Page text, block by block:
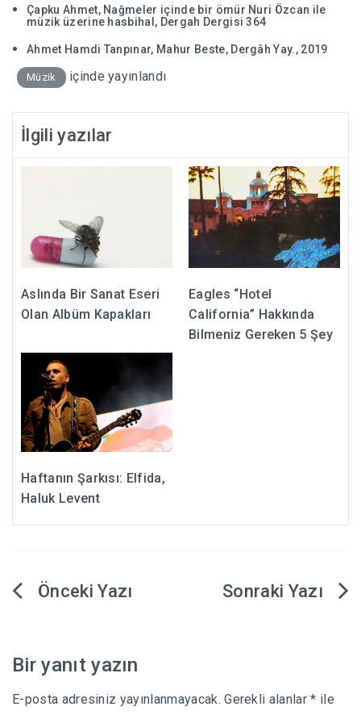
Çapku Ahmet, Nağmeler içinde bir ömür Nuri Özcan ile
müzik üzerine hasbihal, Dergah Dergisi 364
Ahmet Hamdi Tanpınar, Mahur Beste, Dergâh Yay., 2019
Müzik içinde yayınlandı
İlgili yazılar
Aslında Bir Sanat Eseri
Olan Albüm Kapakları
Eagles “Hotel
California” Hakkında
Bilmeniz Gereken 5 Şey
Haftanın Şarkısı: Elfida,
Haluk Levent
Yazı
Bir yanıt yazın
E-posta adresiniz yayınlanmayacak. Gerekli alanlar* ile